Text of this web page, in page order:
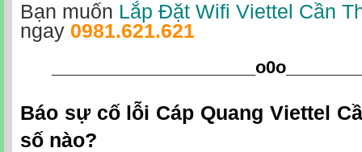
Bạn muốn Lắp Đặt Wifi Viettel Cần
ngay 0981.621.621
_____________________o0o
Báo sự cố lỗi Cáp Quang Viettel
số nào?